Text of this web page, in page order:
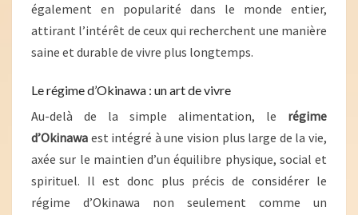
également en popularité dans le monde entier,
attirant l’intérêt de ceux qui recherchent une manière
saine et durable de vivre plus longtemps.
Le régime d’Okinawa : un art de vivre
Au-delà de la simple alimentation, le régime
d’Okinawa est intégré à une vision plus large de la vie,
axée sur le maintien d’un équilibre physique, social et
spirituel. Il est donc plus précis de considérer le
régime d’Okinawa non seulement comme un